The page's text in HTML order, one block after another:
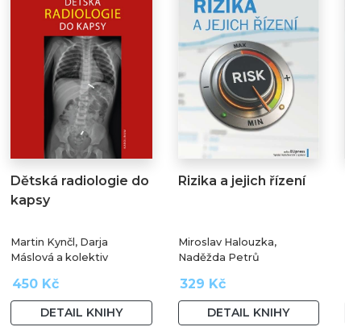
Dětská radiologie do
kapsy
Martin Kynčl, Darja
Máslová a kolektiv
450 Kč
DETAIL KNIHY
Rizika a jejich řízení
Miroslav Halouzka,
Naděžda Petrů
329 Kč
DETAIL KNIHY